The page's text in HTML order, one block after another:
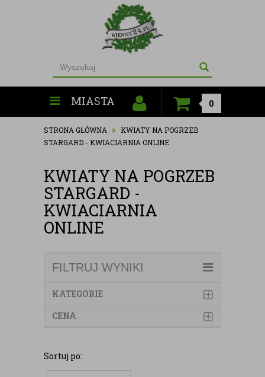
MIASTA 0
STRONA GŁÓWNA
KWIATY NA POGRZEB
STARGARD - KWIACIARNIA ONLINE
KWIATY NA POGRZEB
STARGARD -
KWIACIARNIA
ONLINE
FILTRUJ WYNIKI
KATEGORIE
CENA
Sortuj po: